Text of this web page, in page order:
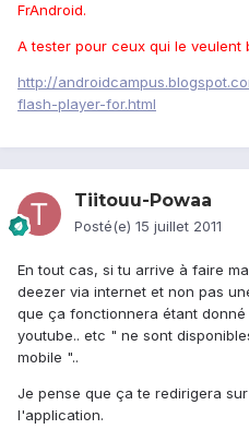
FrAndroid.
A tester pour ceux qui le veulent
http://
flash-player-for.html
Tiitouu-Powaa
Posté(e) 15 juillet 2011
En tout cas, si tu arrive à faire
deezer via internet et non pas
que ça fonctionnera étant
youtube.. etc " ne sont
mobile "..
Je pense que ça te redirigera
l'application.